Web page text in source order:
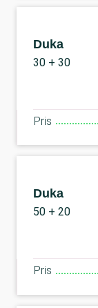
Duka
30 + 30
Pris
Duka
50 + 20
Pris